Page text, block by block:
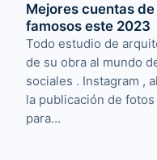
Mejores cuentas
famosos este 2023
Todo estudio de
de su obra al mundo
sociales . Instagram ,
la publicación de
para…